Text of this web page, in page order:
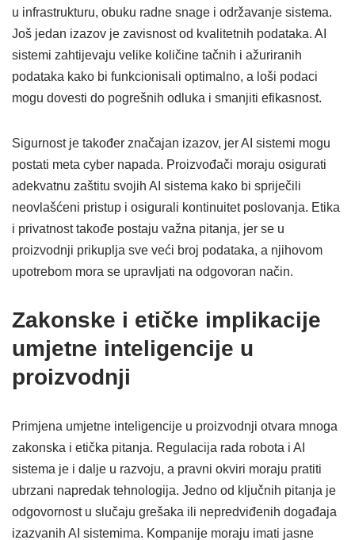
u infrastrukturu, obuku radne snage i održavanje sistema.
Još jedan izazov je zavisnost od kvalitetnih podataka. AI
sistemi zahtijevaju velike količine tačnih i ažuriranih
podataka kako bi funkcionisali optimalno, a loši podaci
mogu dovesti do pogrešnih odluka i smanjiti efikasnost.
Sigurnost je također značajan izazov, jer AI sistemi mogu
postati meta cyber napada. Proizvođači moraju osigurati
adekvatnu zaštitu svojih AI sistema kako bi spriječili
neovlašćeni pristup i osigurali kontinuitet poslovanja. Etika
i privatnost takođe postaju važna pitanja, jer se u
proizvodnji prikuplja sve veći broj podataka, a njihovom
upotrebom mora se upravljati na odgovoran način.
Zakonske i etičke implikacije
umjetne inteligencije u
proizvodnji
Primjena umjetne inteligencije u proizvodnji otvara mnoga
zakonska i etička pitanja. Regulacija rada robota i AI
sistema je i dalje u razvoju, a pravni okviri moraju pratiti
ubrzani napredak tehnologija. Jedno od ključnih pitanja je
odgovornost u slučaju grešaka ili nepredviđenih događaja
izazvanih AI sistemima. Kompanije moraju imati jasne